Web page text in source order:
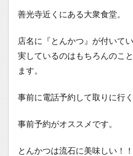
善光寺近くにある大衆食堂。
店名に『とんかつ』が付いて
実しているのはもちろんのこ
ます。
事前に電話予約して取りに行
事前予約がオススメです。
とんかつは流石に美味しい！！